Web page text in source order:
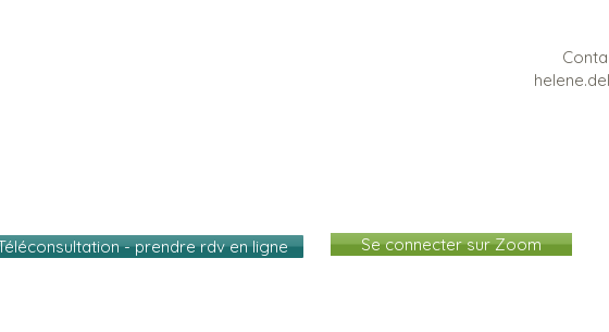
- prendre rdv en ligne Se connecter sur Zoom